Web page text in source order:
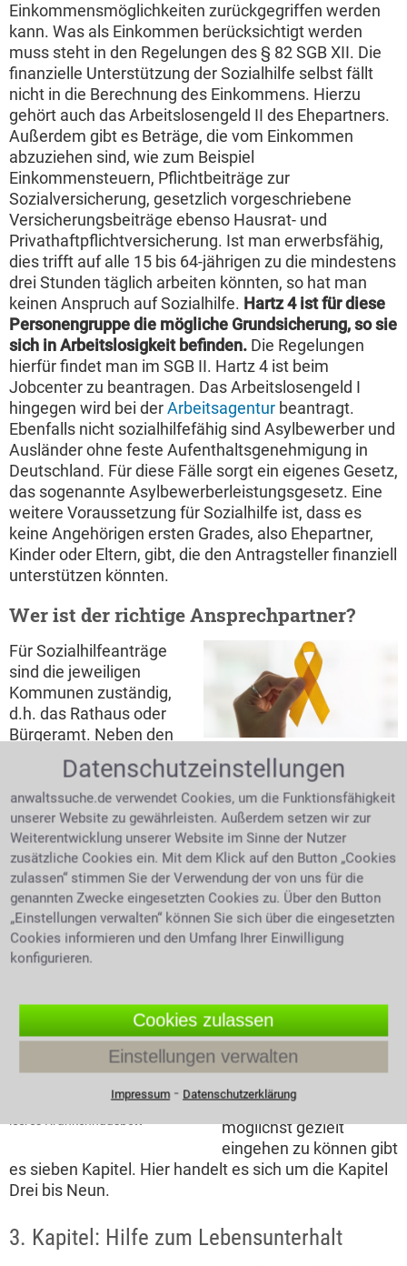
Einkommensmöglichkeiten zurückgegriffen werden
kann. Was als Einkommen berücksichtigt werden
muss steht in den Regelungen des § 82 SGB XII. Die
finanzielle Unterstützung der Sozialhilfe selbst fällt
nicht in die Berechnung des Einkommens. Hierzu
gehört auch das Arbeitslosengeld II des Ehepartners.
Außerdem gibt es Beträge, die vom Einkommen
abzuziehen sind, wie zum Beispiel
Einkommensteuern, Pflichtbeiträge zur
Sozialversicherung, gesetzlich vorgeschriebene
Versicherungsbeiträge ebenso Hausrat- und
Privathaftpflichtversicherung. Ist man erwerbsfähig,
dies trifft auf alle 15 bis 64-jährigen zu die mindestens
drei Stunden täglich arbeiten könnten, so hat man
keinen Anspruch auf Sozialhilfe. Hartz 4 ist für diese
Personengruppe die mögliche Grundsicherung, so sie
sich in Arbeitslosigkeit befinden. Die Regelungen
hierfür findet man im SGB II. Hartz 4 ist beim
Jobcenter zu beantragen. Das Arbeitslosengeld I
hingegen wird bei derArbeitsagentur beantragt.
Ebenfalls nicht sozialhilfefähig sind Asylbewerber und
Ausländer ohne feste Aufenthaltsgenehmigung in
Deutschland. Für diese Fälle sorgt ein eigenes Gesetz,
das sogenannte Asylbewerberleistungsgesetz. Eine
weitere Voraussetzung für Sozialhilfe ist, dass es
keine Angehörigen ersten Grades, also Ehepartner,
Kinder oder Eltern, gibt, die den Antragsteller finanziell
unterstützen könnten.
Wer ist der richtige Ansprechpartner?
Solidarität und Unterstützung
Für Sozialhilfeanträge
sind die jeweiligen
Kommunen zuständig,
d.h. das Rathaus oder
Bürgeramt. Neben den
unbedingt
erforderlichen
Nachweisen die zur
Antragstellung vorzulegen sind um den Mehrbedarf
zu rechtfertigen, wie z.B. ärztliche Atteste, sind noch
einige andere Unterlagen notwendig, wie
Einkommens- und Vermögensnachweise oder
Mietbelege.
In folgenden sieben Kapiteln des SGB XII
findet man die notwendigen
leeres Krankenhausbett
Die Berechtigung für
Sozialhilfe gibt es aus
vielen
Lebenssituationen
heraus, um darauf
möglichst gezielt
eingehen zu können gibt
es sieben Kapitel. Hier handelt es sich um die Kapitel
Drei bis Neun.
3. Kapitel: Hilfe zum Lebensunterhalt
Datenschutzeinstellungen
anwaltssuche.de verwendet Cookies, um die Funktionsfähigkeit
unserer Website zu gewährleisten. Außerdem setzen wir zur
Weiterentwicklung unserer Website im Sinne der Nutzer
zusätzliche Cookies ein. Mit dem Klick auf den Button „Cookies
zulassen“ stimmen Sie der Verwendung der von uns für die
genannten Zwecke eingesetzten Cookies zu. Über den Button
„Einstellungen verwalten“ können Sie sich über die eingesetzten
Cookies informieren und den Umfang Ihrer Einwilligung
konfigurieren.
Cookies zulassen
Einstellungen verwalten
Impressum⁃ Datenschutzerklärung